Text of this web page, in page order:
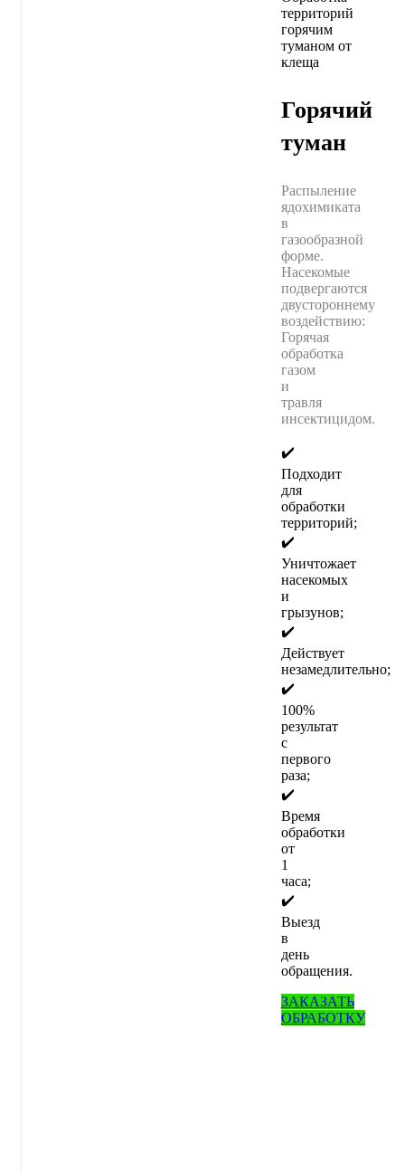
Горячий
туман
Распыление
ядохимиката
в
газообразной
форме.
Насекомые
подвергаются
двустороннему
воздействию:
Горячая
обработка
газом
и
травля
инсектицидом.
✔️
Подходит
для
обработки
территорий;
✔️
Уничтожает
насекомых
и
грызунов;
✔️
Действует
незамедлительно;
✔️
100%
результат
с
первого
раза;
✔️
Время
обработки
от
1
часа;
✔️
Выезд
в
день
обращения.
ЗАКАЗАТЬ
ОБРАБОТКУ